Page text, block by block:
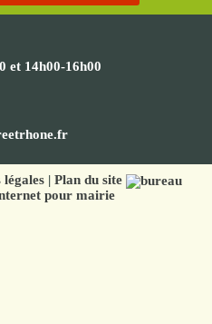
et 14h00-16h00
| Plan du site
pour mairie